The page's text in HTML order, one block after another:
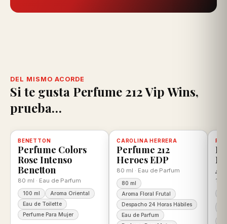
DEL MISMO ACORDE
Si te gusta Perfume 212 Vip Wins,
prueba…
Disponible, con descuentoDisponible, con descuento
-25%
BENETTON
Perfume Colors
Rose Intenso
Benetton
80 ml · Eau de Parfum
100 ml
Aroma Oriental
Eau de Toilette
Perfume Para Mujer
-11% 100% ORIGINAL
CAROLINA HERRERA
Perfume 212
Heroes EDP
80 ml · Eau de Parfum
80 ml
Aroma Floral Frutal
Despacho 24 Horas Hábiles
Eau de Parfum